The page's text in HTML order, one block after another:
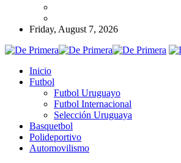
Friday, August 7, 2026
Inicio
Futbol
Futbol Uruguayo
Futbol Internacional
Selección Uruguaya
Basquetbol
Polideportivo
Automovilismo